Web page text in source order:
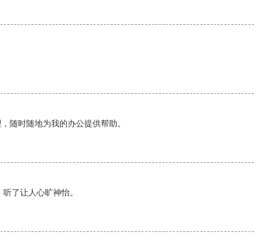
随时随地为我的办公提供帮助。
了让人心旷神怡。